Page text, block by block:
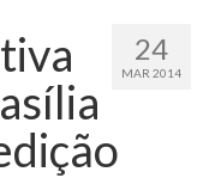
24
MAR 2014